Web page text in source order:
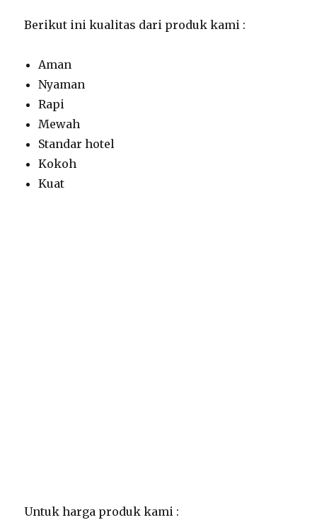
Berikut ini kualitas dari produk kami :
Aman
Nyaman
Rapi
Mewah
Standar hotel
Kokoh
Kuat
Untuk harga produk kami :